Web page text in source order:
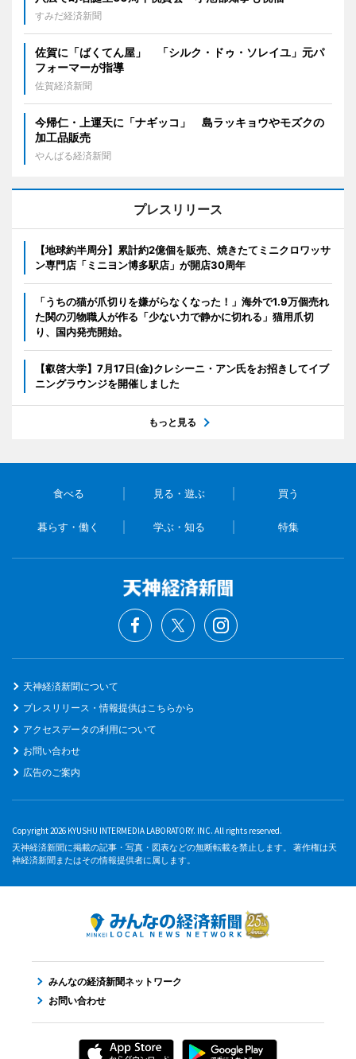
すみだ経済新聞
佐賀に「ばくてん屋」 「シルク・ドゥ・ソレイユ」元パ
フォーマーが指導
佐賀経済新聞
今帰仁・上運天に「ナギッコ」 島ラッキョウやモズクの
加工品販売
やんばる経済新聞
プレスリリース
【地球約半周分】累計約2億個を販売、焼きたてミニクロワッサ
ン専門店「ミニヨン博多駅店」が開店30周年
「うちの猫が爪切りを嫌がらなくなった！」海外で1.9万個売れ
た関の刃物職人が作る「少ない力で静かに切れる」猫用爪切
り、国内発売開始。
【叡啓大学】7月17日(金)クレシーニ・アン氏をお招きしてイブ
ニングラウンジを開催しました
もっと見る
食べる 見る・遊ぶ 買う
暮らす・働く 学ぶ・知る 特集
天神経済新聞について
プレスリリース・情報提供はこちらから
アクセスデータの利用について
お問い合わせ
広告のご案内
Copyright 2026 KYUSHU INTERMEDIA LABORATORY. INC. All rights reserved.
天神経済新聞に掲載の記事・写真・図表などの無断転載を禁止します。 著作権は天
神経済新聞またはその情報提供者に属します。
みんなの経済新聞ネットワーク
お問い合わせ